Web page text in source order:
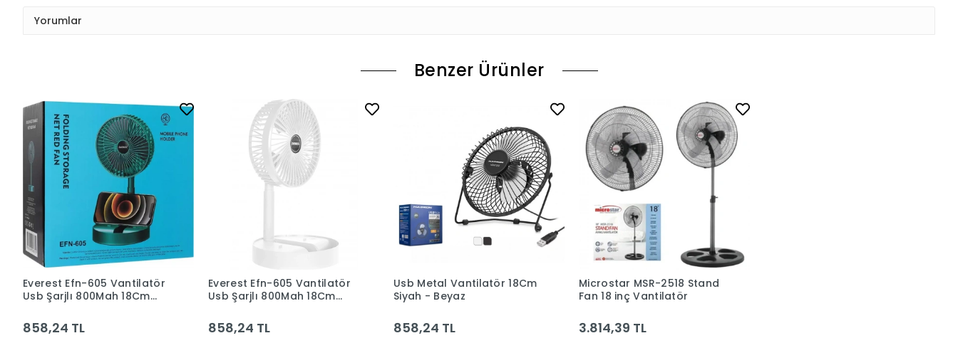
Yorumlar
Benzer Ürünler
Everest Efn-605 Vantilatör
Usb Şarjlı 800Mah 18Cm
858,24 TL
Everest Efn-605 Vantilatör
Usb Şarjlı 800Mah 18Cm
858,24 TL
Usb Metal Vantilatör 18Cm
Siyah - Beyaz
858,24 TL
Microstar MSR-2518 Stand
Fan 18 inç Vantilatör
3.814,39 TL